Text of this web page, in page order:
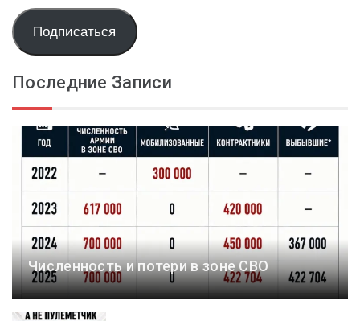
Подписаться
Последние Записи
Численность и потери в зоне СВО